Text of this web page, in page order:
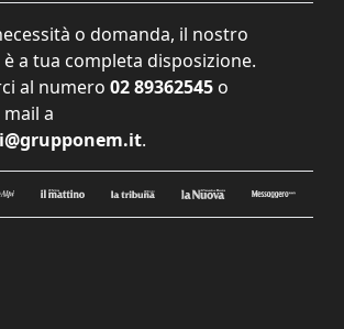
o domanda, il nostro
a tua completa disposizione.
al numero 02 89362545 o
a
.